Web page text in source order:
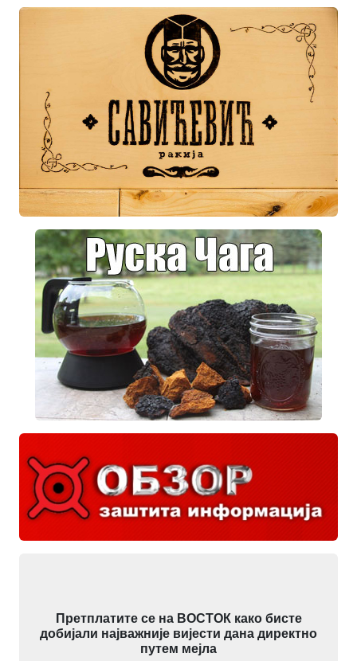
Претплатите се на ВОСТОК како бисте
добијали најважније вијести дана директно
путем мејла